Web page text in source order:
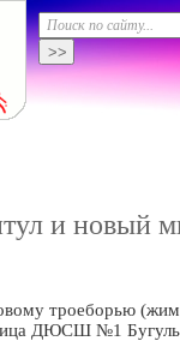
и новый
троеборью
ДЮСШ №1